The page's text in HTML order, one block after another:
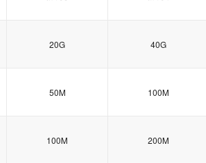
20G 40G
50M 100M
100M 200M